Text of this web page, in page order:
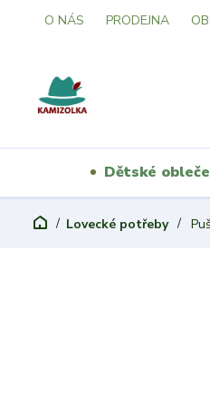
O NÁS PRODEJNA
Dětské
Lovecké potřeby